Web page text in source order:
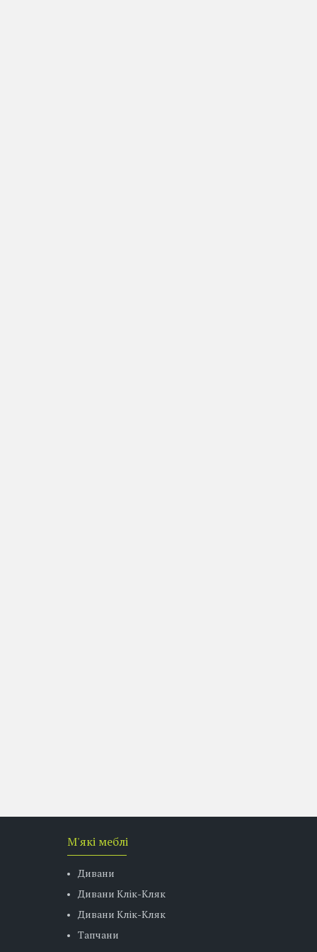
М'які меблі
Дивани
Дивани Клік-Кляк
Дивани Клік-Кляк
Тапчани